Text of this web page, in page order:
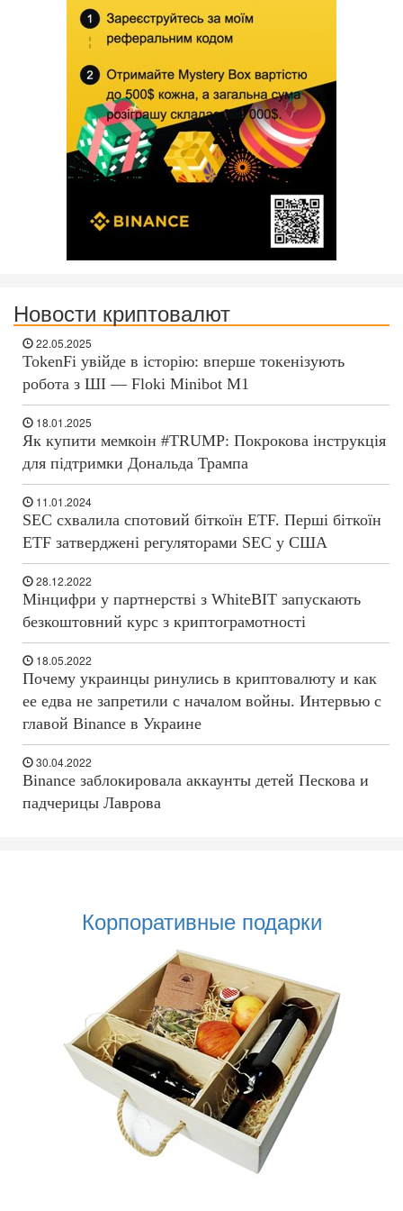
Новости криптовалют
22.05.2025
TokenFi увійде в історію: вперше токенізують
робота з ШІ — Floki Minibot M1
18.01.2025
Як купити мемкоін #TRUMP: Покрокова інструкція
для підтримки Дональда Трампа
11.01.2024
SEC схвалила спотовий біткоїн ETF. Перші біткоїн
ETF затверджені регуляторами SEC у США
28.12.2022
Мінцифри у партнерстві з WhiteBIT запускають
безкоштовний курс з криптограмотності
18.05.2022
Почему украинцы ринулись в криптовалюту и как
ее едва не запретили с началом войны. Интервью с
главой Binance в Украине
30.04.2022
Binance заблокировала аккаунты детей Пескова и
падчерицы Лаврова
Корпоративные подарки